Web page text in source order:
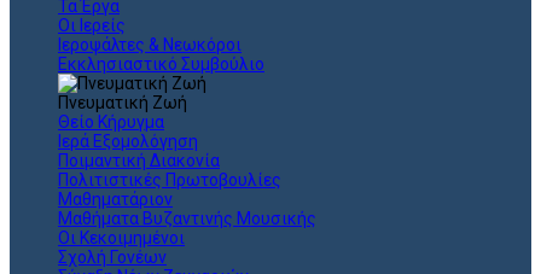
Τα Έργα
Οι Ιερείς
Ιεροψάλτες & Νεωκόροι
Εκκλησιαστικό Συμβούλιο
Πνευματική Ζωή
Θείο Κήρυγμα
Ιερά Εξομολόγηση
Ποιμαντική Διακονία
Πολιτιστικές Πρωτοβουλίες
Μαθηματάριον
Μαθήματα Βυζαντινής Μουσικής
Οι Κεκοιμημένοι
Σχολή Γονέων